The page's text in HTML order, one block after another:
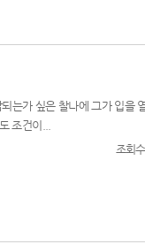
는가 싶은 찰나에 그가 입을
조건이...
조회